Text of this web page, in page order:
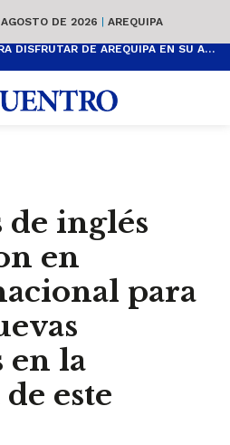
DE 2026 | AREQUIPA
ACTIVIDADES GRATUITAS PARA DISFRUTAR DE AREQUIPA EN SU ANIVERSARIO
de inglés
en
para
en la
este